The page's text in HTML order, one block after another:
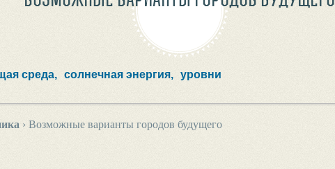
среда, солнечная энергия, уровни
› Возможные варианты городов будущего